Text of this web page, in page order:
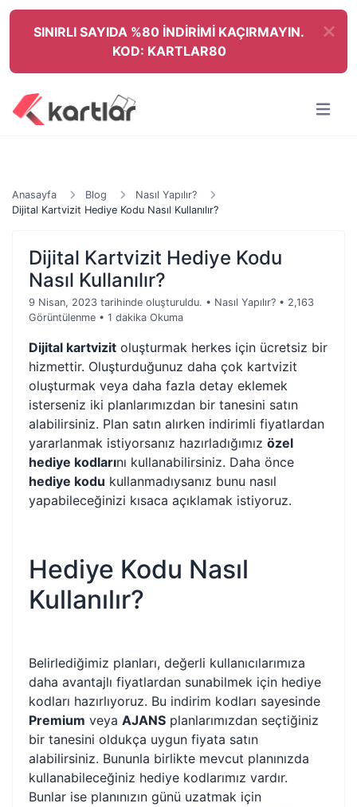
SINIRLI SAYIDA %80 İNDİRİMİ KAÇIRMAYIN.
KOD: KARTLAR80
Anasayfa Blog
Nasıl Yapılır?
Dijital Kartvizit Hediye Kodu Nasıl Kullanılır?
Dijital Kartvizit Hediye Kodu
Nasıl Kullanılır?
9 Nisan, 2023 tarihinde oluşturuldu. • Nasıl Yapılır? • 2,163
Görüntülenme • 1 dakika Okuma
Dijital kartvizit oluşturmak herkes için ücretsiz bir
hizmettir. Oluşturduğunuz daha çok kartvizit
oluşturmak veya daha fazla detay eklemek
isterseniz iki planlarımızdan bir tanesini satın
alabilirsiniz. Plan satın alırken indirimli fiyatlardan
yararlanmak istiyorsanız hazırladığımız özel
hediye kodlarını kullanabilirsiniz. Daha önce
hediye kodu kullanmadıysanız bunu nasıl
yapabileceğinizi kısaca açıklamak istiyoruz.
Hediye Kodu Nasıl
Kullanılır?
Belirlediğimiz planları, değerli kullanıcılarımıza
daha avantajlı fiyatlardan sunabilmek için hediye
kodları hazırlıyoruz. Bu indirim kodları sayesinde
Premium veya AJANS planlarımızdan seçtiğiniz
bir tanesini oldukça uygun fiyata satın
alabilirsiniz. Bununla birlikte mevcut planınızda
kullanabileceğiniz hediye kodlarımız vardır.
Bunlar ise planınızın günü uzatmak için